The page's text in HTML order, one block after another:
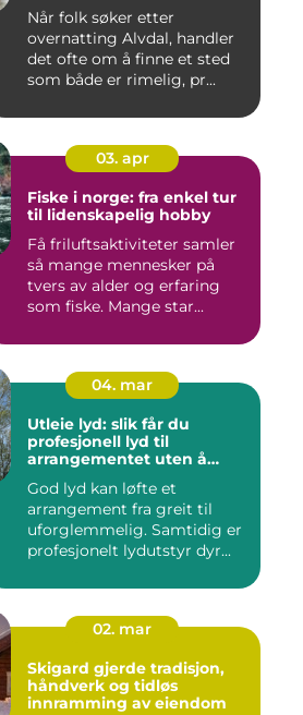
Når folk søker etter
overnatting Alvdal, handler
det ofte om å finne et sted
som både er rimelig, pr...
03. apr
Fiske i norge: fra enkel tur
til lidenskapelig hobby
Få friluftsaktiviteter samler
så mange mennesker på
tvers av alder og erfaring
som fiske. Mange star...
04. mar
Utleie lyd: slik får du
profesjonell lyd til
arrangementet uten å
God lyd kan løfte et
arrangement fra greit til
uforglemmelig. Samtidig er
profesjonelt lydutstyr dyr...
02. mar
Skigard gjerde tradisjon,
håndverk og tidløs
innramming av eiendom